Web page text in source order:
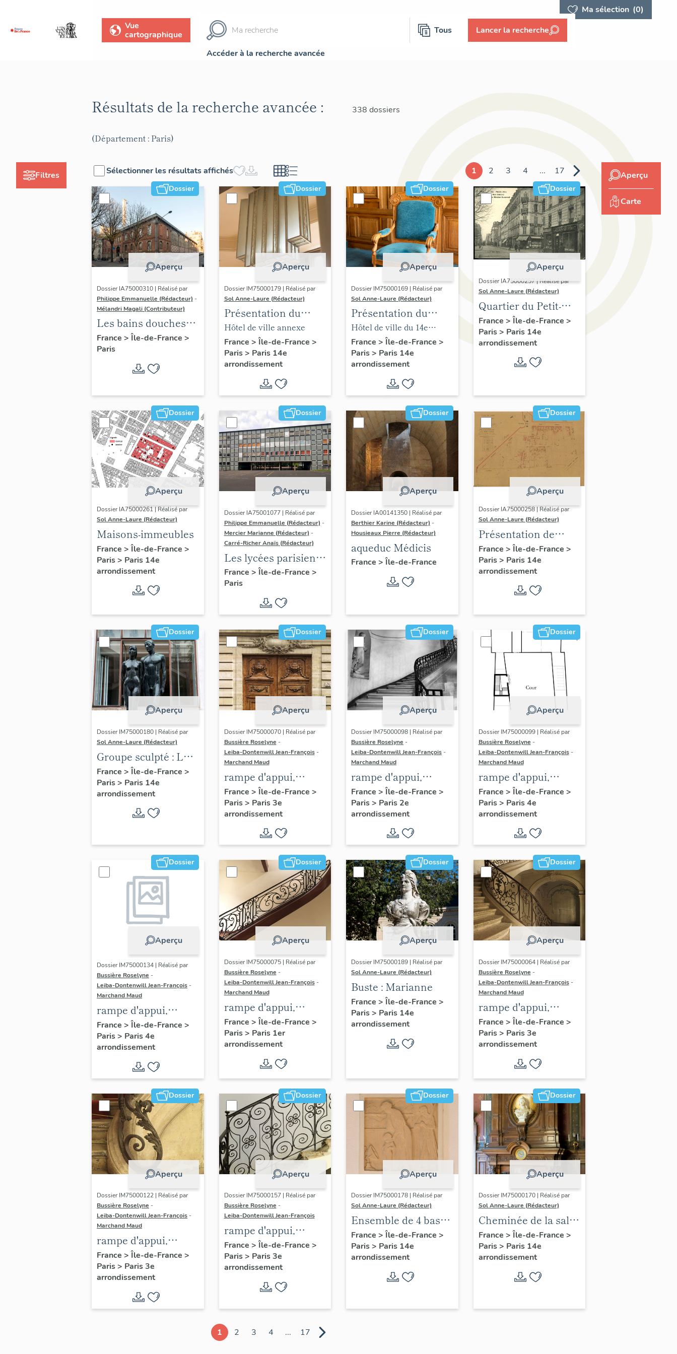
Ma sélection (0)
Vue
cartographique
Tous Lancer la recherche
Accéder à la recherche avancée
Filtres
Résultats de la recherche avancée : 338 dossiers
(Département : Paris)
Sélectionner les résultats affichés 1 2 3 4 ... 17
Dossier
Aperçu
Dossier IA75000310 | Réalisé par
Philippe Emmanuelle (Rédacteur) -
Mélandri Magali (Contributeur)
Les bains douches
municipaux de la
ville de Paris
France > Île-de-France >
Paris
Dossier
Aperçu
Dossier IM75000179 | Réalisé par
Sol Anne-Laure (Rédacteur)
Présentation du
mobilier de la mairie
annexe
Hôtel de ville annexe
France > Île-de-France >
Paris> Paris 14e
arrondissement
Dossier
Aperçu
Dossier IM75000169 | Réalisé par
Sol Anne-Laure (Rédacteur)
Présentation du
mobilier de la salle
des mariages
Hôtel de ville du 14e
arrondissement
France > Île-de-France >
Paris> Paris 14e
arrondissement
Dossier
Aperçu
Dossier IA75000257 | Réalisé par
Sol Anne-Laure (Rédacteur)
Quartier du Petit-
Montrouge
France > Île-de-France >
Paris> Paris 14e
arrondissement
Dossier
Aperçu
Dossier IA75000261 | Réalisé par
Sol Anne-Laure (Rédacteur)
Maisons-immeubles
France > Île-de-France >
Paris> Paris 14e
arrondissement
Dossier
Aperçu
Dossier IA75001077 | Réalisé par
Philippe Emmanuelle (Rédacteur) -
Mercier Marianne (Rédacteur) -
Carré-Richer Anaïs (Rédacteur)
Les lycées parisiens
de Jean-Claude
Dondel et Roger
France > Île-de-France >
Paris
Dossier
Aperçu
Dossier IA00141350 | Réalisé par
Berthier Karine (Rédacteur) -
Housieaux Pierre (Rédacteur)
aqueduc Médicis
France > Île-de-France
Dossier
Aperçu
Dossier IA75000258 | Réalisé par
Sol Anne-Laure (Rédacteur)
Présentation de
l'étude du
patrimoine sur le
quartier du Petit-
Montrouge
France > Île-de-France >
Paris> Paris 14e
arrondissement
Dossier
Aperçu
Dossier IM75000180 | Réalisé par
Sol Anne-Laure (Rédacteur)
Groupe sculpté : Les
Adolescents
France > Île-de-France >
Paris> Paris 14e
arrondissement
Dossier
Aperçu
Dossier IM75000070 | Réalisé par
Bussière Roselyne -
Leiba-Dontenwill Jean-François -
Marchand Maud
rampe d'appui,
escalier de l' hôtel de
Sandreville (non
étudié)
France > Île-de-France >
Paris> Paris 3e
arrondissement
Dossier
Aperçu
Dossier IM75000098 | Réalisé par
Bussière Roselyne -
Leiba-Dontenwill Jean-François -
Marchand Maud
rampe d'appui,
escalier de la maison
à porte cochère (non
étudié)
France > Île-de-France >
Paris> Paris 2e
arrondissement
Dossier
Aperçu
Dossier IM75000099 | Réalisé par
Bussière Roselyne -
Leiba-Dontenwill Jean-François -
Marchand Maud
rampe d'appui,
escalier de la maison
à porte cochère (non
étudié)
France > Île-de-France >
Paris> Paris 4e
arrondissement
Dossier
Aperçu
Dossier IM75000134 | Réalisé par
Bussière Roselyne -
Leiba-Dontenwill Jean-François -
Marchand Maud
rampe d'appui,
escalier de la maison
à porte cochère dite
hôtel Charpentier
(non étudié)
France > Île-de-France >
Paris> Paris 4e
arrondissement
Dossier
Aperçu
Dossier IM75000075 | Réalisé par
Bussière Roselyne -
Leiba-Dontenwill Jean-François -
Marchand Maud
rampe d'appui,
escalier de la maison
à porte cochère (non
étudié)
France > Île-de-France >
Paris> Paris 1er
arrondissement
Dossier
Aperçu
Dossier IM75000189 | Réalisé par
Sol Anne-Laure (Rédacteur)
Buste : Marianne
France > Île-de-France >
Paris> Paris 14e
arrondissement
Dossier
Aperçu
Dossier IM75000064 | Réalisé par
Bussière Roselyne -
Leiba-Dontenwill Jean-François -
Marchand Maud
rampe d'appui,
escalier de la maison
à porte cochère dite
hôtel Le Lièvre de
La Grange
France > Île-de-France >
Paris> Paris 3e
arrondissement
Dossier
Aperçu
Dossier IM75000122 | Réalisé par
Bussière Roselyne -
Leiba-Dontenwill Jean-François -
Marchand Maud
rampe d'appui,
escalier de la maison
à porte cochère (non
étudié)
France > Île-de-France >
Paris> Paris 3e
arrondissement
Dossier
Aperçu
Dossier IM75000157 | Réalisé par
Bussière Roselyne -
Leiba-Dontenwill Jean-François
rampe d'appui,
escalier de la maison
à porte cochère dite
hôtel de Bence (non
France > Île-de-France >
Paris> Paris 3e
arrondissement
Dossier
Aperçu
Dossier IM75000178 | Réalisé par
Sol Anne-Laure (Rédacteur)
Ensemble de 4 bas
reliefs : Les saisons
France > Île-de-France >
Paris> Paris 14e
arrondissement
Dossier
Aperçu
Dossier IM75000170 | Réalisé par
Sol Anne-Laure (Rédacteur)
Cheminée de la salle
des mariages
France > Île-de-France >
Paris> Paris 14e
arrondissement
1 2 3 4 ... 17
Aperçu
Carte